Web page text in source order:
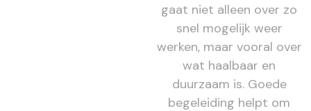
gaat niet alleen over zo
snel mogelijk weer
werken, maar vooral over
wat haalbaar en
duurzaam is. Goede
begeleiding helpt om